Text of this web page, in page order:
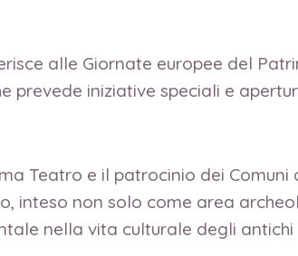
alle Giornate europee del
iniziative speciali e
Teatro e il patrocinio dei
inteso non solo come area
nella vita culturale degli antichi